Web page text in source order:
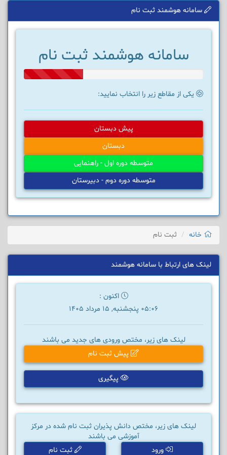
سامانه هوشمند ثبت نام
سامانه هوشمند ثبت نام
33%
یکی از مقاطع زیر را انتخاب نمایید:
پیش دبستان
دبستان
متوسطه دوره اول - راهنمایی
متوسطه دوره دوم - دبیرستان
خانه ثبت نام
لینک های ارتباط با سامانه هوشمند
اکنون :
05:06 پنجشنبه, 15 مرداد 1405
لینک های زیر، مختص ورودی های جدید می باشند
پیش ثبت نام
پیگیری
لینک های زیر، مختص دانش پذیران ثبت نام شده در مرکز
آموزشی می باشند
ورود
ثبت نام